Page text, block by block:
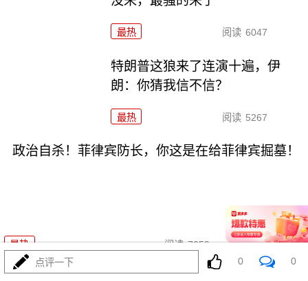
最热 阅读 6047
特朗普这狼来了连演十遍，伊
朗：你猜我信不信？
最热 阅读 5267
政治自杀！菲律宾防长，你这是在给菲律宾掘墓！
最热 阅读 7059 08-03
点评一下 0 0